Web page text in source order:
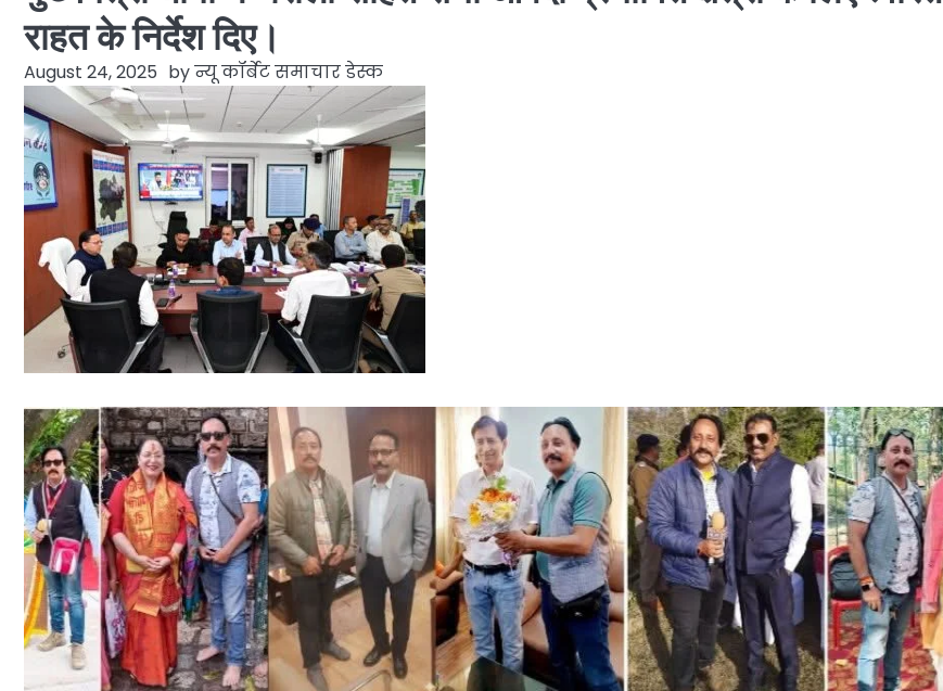
राहत के निर्देश दिए।
August 24, 2025 byन्यू कॉर्बेट समाचार डेस्क